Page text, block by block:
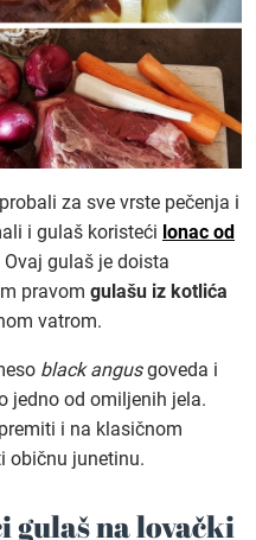
za sve vrste pečenja i
i gulaš koristeći lonac od
Ovaj gulaš je doista
pravom gulašu iz kotlića
vatrom.
black angusgoveda i
jedno od omiljenih jela.
i na klasičnom
običnu junetinu.
gulaš na lovački